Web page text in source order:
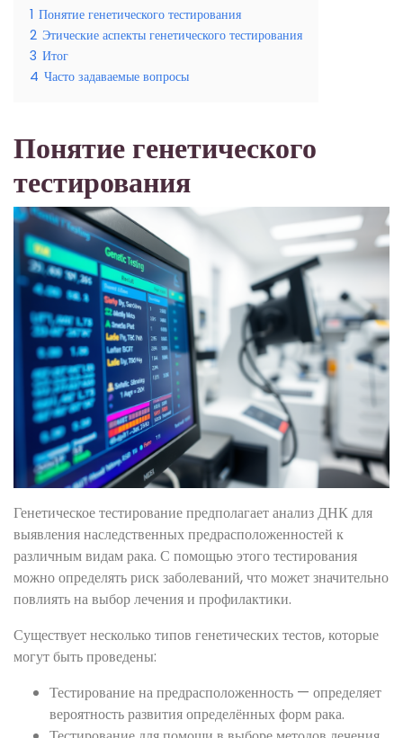
1 Понятие генетического тестирования
2 Этические аспекты генетического тестирования
3 Итог
4 Часто задаваемые вопросы
Понятие генетического
тестирования
Генетическое тестирование предполагает анализ ДНК для
выявления наследственных предрасположенностей к
различным видам рака. С помощью этого тестирования
можно определять риск заболеваний, что может значительно
повлиять на выбор лечения и профилактики.
Существует несколько типов генетических тестов, которые
могут быть проведены:
Тестирование на предрасположенность — определяет
вероятность развития определённых форм рака.